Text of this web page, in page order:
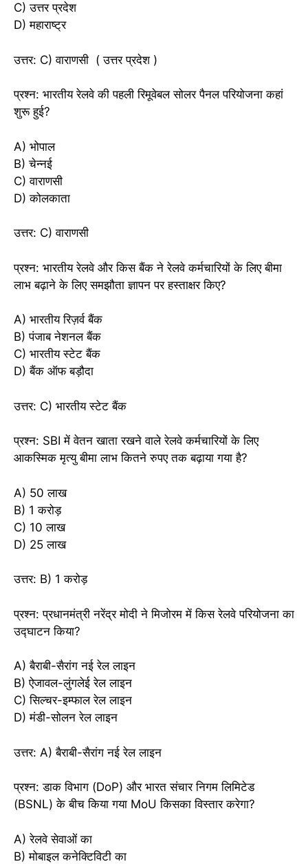
C) उत्तर प्रदेश
D) महाराष्ट्र
उत्तर: C) वाराणसी ( उत्तर प्रदेश )
प्रश्न: भारतीय रेलवे की पहली रिमूवेबल सोलर पैनल परियोजना कहां
शुरू हुई?
A) भोपाल
B) चेन्नई
C) वाराणसी
D) कोलकाता
उत्तर: C) वाराणसी
प्रश्न: भारतीय रेलवे और किस बैंक ने रेलवे कर्मचारियों के लिए बीमा
लाभ बढ़ाने के लिए समझौता ज्ञापन पर हस्ताक्षर किए?
A) भारतीय रिज़र्व बैंक
B) पंजाब नेशनल बैंक
C) भारतीय स्टेट बैंक
D) बैंक ऑफ बड़ौदा
उत्तर: C) भारतीय स्टेट बैंक
प्रश्न: SBI में वेतन खाता रखने वाले रेलवे कर्मचारियों के लिए
आकस्मिक मृत्यु बीमा लाभ कितने रुपए तक बढ़ाया गया है?
A) 50 लाख
B) 1 करोड़
C) 10 लाख
D) 25 लाख
उत्तर: B) 1 करोड़
प्रश्न: प्रधानमंत्री नरेंद्र मोदी ने मिजोरम में किस रेलवे परियोजना का
उद्घाटन किया?
A) बैराबी-सैरांग नई रेल लाइन
B) ऐजावल-लुंगलेई रेल लाइन
C) सिल्चर-इम्फाल रेल लाइन
D) मंडी-सोलन रेल लाइन
उत्तर: A) बैराबी-सैरांग नई रेल लाइन
प्रश्न: डाक विभाग (DoP) और भारत संचार निगम लिमिटेड
(BSNL) के बीच किया गया MoU किसका विस्तार करेगा?
A) रेलवे सेवाओं का
B) मोबाइल कनेक्टिविटी का